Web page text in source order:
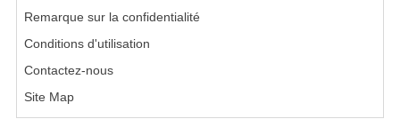
Remarque sur la confidentialité
Conditions d'utilisation
Contactez-nous
Site Map